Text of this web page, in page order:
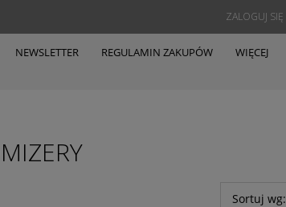
ZALOGUJ SIĘ
NEWSLETTER REGULAMIN ZAKUPÓW WIĘCEJ
Sortuj wg: